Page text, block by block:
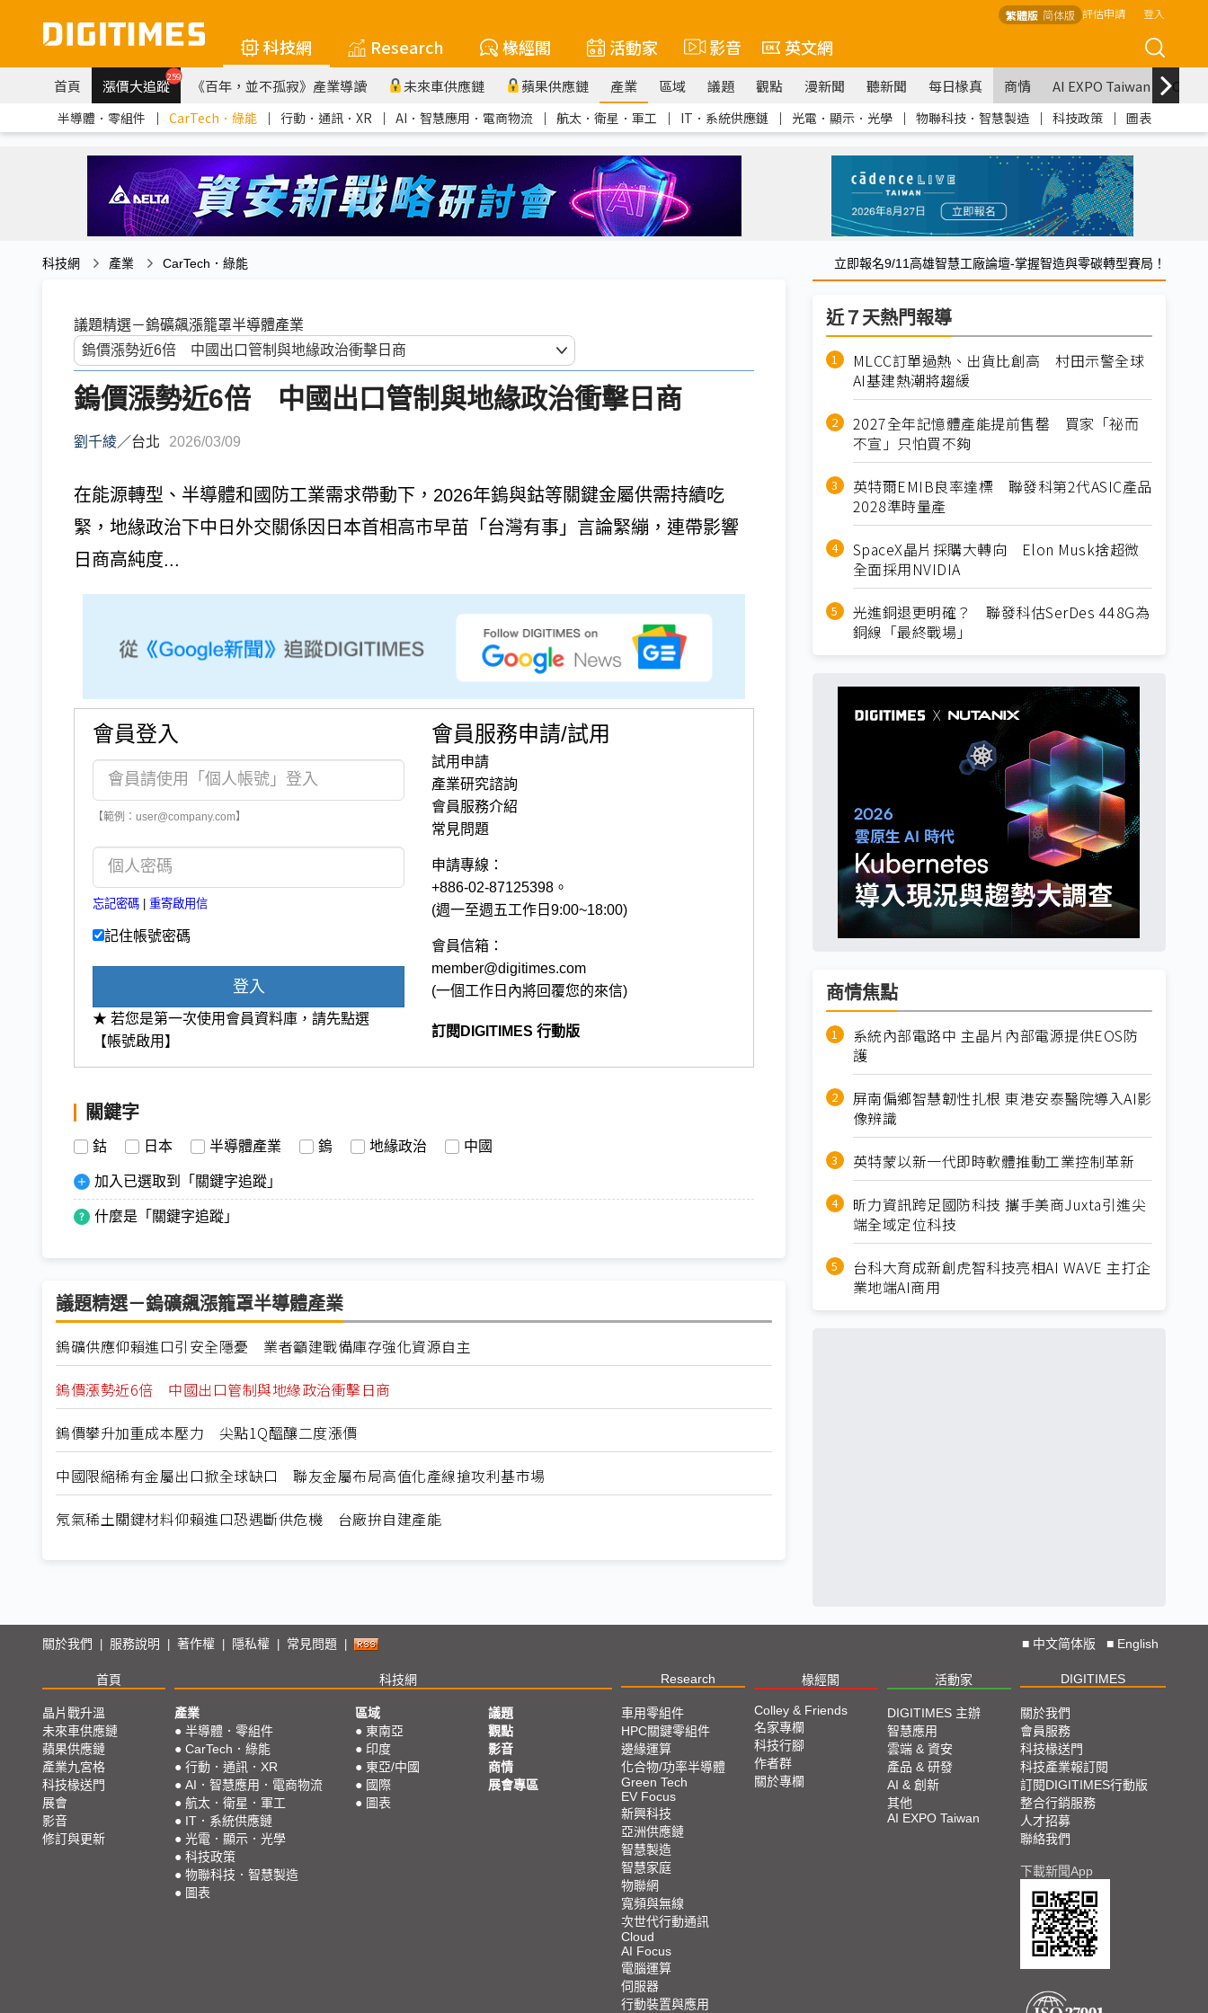
繁體版 简体版 評估申請 登入
科技網 Research 椽經閣 活動家 影音 英文網
首頁 漲價大追蹤259 《百年，並不孤寂》產業導讀 未來車供應鏈 蘋果供應鏈 產業 區域 議題 觀點 漫新聞 聽新聞 每日椽真 商情 AI EXPO Taiwan
半導體．零組件 ｜ CarTech．綠能 ｜ 行動．通訊．XR ｜ AI．智慧應用．電商物流 ｜ 航太．衛星．軍工 ｜ IT．系統供應鏈 ｜ 光電．顯示．光學 ｜ 物聯科技．智慧製造 ｜ 科技政策 ｜ 圖表
科技網 產業 CarTech．綠能 立即報名9/11高雄智慧工廠論壇-掌握智造與零碳轉型賽局！
議題精選－鎢礦飆漲籠罩半導體產業
鎢價漲勢近6倍 中國出口管制與地緣政治衝擊日商
劉千綾／台北 2026/03/09
在能源轉型、半導體和國防工業需求帶動下，2026年鎢與鈷等關鍵金屬供需持續吃
緊，地緣政治下中日外交關係因日本首相高市早苗「台灣有事」言論緊繃，連帶影響
日商高純度...
會員登入
【範例：user@company.com】
忘記密碼 重寄啟用信
記住帳號密碼
登入
★ 若您是第一次使用會員資料庫，請先點選
【帳號啟用】
會員服務申請/試用
試用申請
產業研究諮詢
會員服務介紹
常見問題
申請專線：
+886-02-87125398。
(週一至週五工作日9:00~18:00)
會員信箱：
member@digitimes.com
(一個工作日內將回覆您的來信)
訂閱DIGITIMES 行動版
關鍵字
鈷 日本 半導體產業 鎢 地緣政治 中國
加入已選取到「關鍵字追蹤」
什麼是「關鍵字追蹤」
議題精選－鎢礦飆漲籠罩半導體產業
鎢礦供應仰賴進口引安全隱憂 業者籲建戰備庫存強化資源自主
鎢價漲勢近6倍 中國出口管制與地緣政治衝擊日商
鎢價攀升加重成本壓力 尖點1Q醞釀二度漲價
中國限縮稀有金屬出口掀全球缺口 聯友金屬布局高值化產線搶攻利基市場
氖氣稀土關鍵材料仰賴進口恐遇斷供危機 台廠拚自建產能
近７天熱門報導
MLCC訂單過熱、出貨比創高 村田示警全球
AI基建熱潮將趨緩
2027全年記憶體產能提前售罄 買家「祕而
不宣」只怕買不夠
英特爾EMIB良率達標 聯發科第2代ASIC產品
2028準時量產
SpaceX晶片採購大轉向 Elon Musk捨超微
全面採用NVIDIA
光進銅退更明確？ 聯發科估SerDes 448G為
銅線「最終戰場」
商情焦點
系統內部電路中 主晶片內部電源提供EOS防
護
屏南偏鄉智慧韌性扎根 東港安泰醫院導入AI影
像辨識
英特蒙以新一代即時軟體推動工業控制革新
昕力資訊跨足國防科技 攜手美商Juxta引進尖
端全域定位科技
台科大育成新創虎智科技亮相AI WAVE 主打企
業地端AI商用
關於我們 服務說明 著作權 隱私權 常見問題 ■ 中文简体版 ■ English
首頁 科技網 Research 椽經閣 活動家 DIGITIMES
晶片戰升溫
未來車供應鏈
蘋果供應鏈
產業九宮格
科技椽送門
展會
影音
修訂與更新
產業
● 半導體．零組件
● CarTech．綠能
● 行動．通訊．XR
● AI．智慧應用．電商物流
● 航太．衛星．軍工
● IT．系統供應鏈
● 光電．顯示．光學
● 科技政策
● 物聯科技．智慧製造
● 圖表
區域
● 東南亞
● 印度
● 東亞/中國
● 國際
● 圖表
議題
觀點
影音
商情
展會專區
車用零組件
HPC關鍵零組件
邊緣運算
化合物/功率半導體
Green Tech
EV Focus
新興科技
亞洲供應鏈
智慧製造
智慧家庭
物聯網
寬頻與無線
次世代行動通訊
Cloud
AI Focus
電腦運算
伺服器
行動裝置與應用
Colley & Friends
名家專欄
科技行腳
作者群
關於專欄
DIGITIMES 主辦
智慧應用
雲端 & 資安
產品 & 研發
AI & 創新
其他
AI EXPO Taiwan
關於我們
會員服務
科技椽送門
科技產業報訂閱
訂閱DIGITIMES行動版
整合行銷服務
人才招募
聯絡我們
下載新聞App